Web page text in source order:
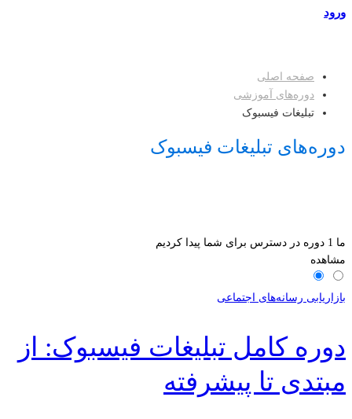
ورود
صفحه اصلی
دوره‌های آموزشی
تبلیغات فیسبوک
دوره‌های تبلیغات فیسبوک
ما 1 دوره در دسترس برای شما پیدا کردیم
مشاهده
بازاریابی رسانه‌های اجتماعی
دوره کامل تبلیغات فیسبوک: از
مبتدی تا پیشرفته